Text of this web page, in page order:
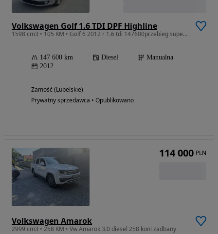
Volkswagen Golf 1.6 TDI DPF Highline
1598 cm3 • 105 KM • Golf 6 2012 r 1.6 tdi 147600przebieg super stan
147 600 km Diesel
Manualna
2012
Zamość (Lubelskie)
Prywatny sprzedawca • Opublikowano
Volkswagen Amarok
2999 cm3 • 258 KM • Vw Amarok 3.0 diesel 258 koni zadbany
114 000 PLN